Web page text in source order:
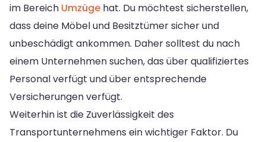
im Bereich Umzüge hat. Du möchtest sicherstellen,
dass deine Möbel und Besitztümer sicher und
unbeschädigt ankommen. Daher solltest du nach
einem Unternehmen suchen, das über qualifiziertes
Personal verfügt und über entsprechende
Versicherungen verfügt.
Weiterhin ist die Zuverlässigkeit des
Transportunternehmens ein wichtiger Faktor. Du